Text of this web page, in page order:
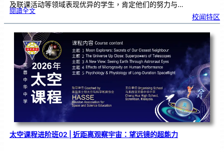
及联课活动等领域表现优异的学生，肯定他们的努力与…
閱讀全文:周
奖
式
|嘉
奖
优
秀
学
子
校闻特区
太空课程进阶班02 | 近距离观察宇宙：望远镜的超能力